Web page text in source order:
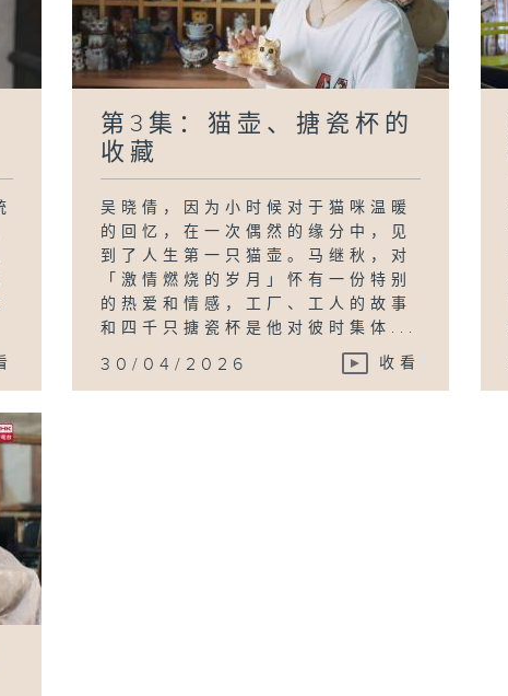
第3集：猫壶、搪瓷杯的
收藏
吴晓倩，因为小时候对于猫咪温暖
的回忆，在一次偶然的缘分中，见
到了人生第一只猫壶。马继秋，对
「激情燃烧的岁月」怀有一份特别
的热爱和情感，工厂、工人的故事
和四千只搪瓷杯是他对彼时集体...
30/04/2026 收看